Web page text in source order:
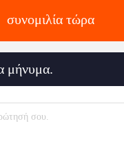
συνομιλία τώρα
μήνυμα.